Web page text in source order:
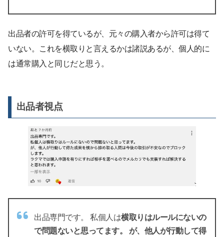
出品者の許可を得ているが、元々の購入者から許可は得て
いない。これを横取りと言えるかは諸説あるが、個人的に
は通常購入と同じだと思う。
出品者視点
出品専門です。 私個人は横取りはルールにないの
で問題ないと思ってます。 が、他人が行動して得